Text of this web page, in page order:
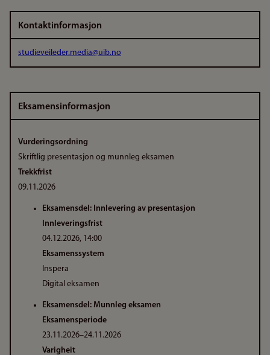
Kontaktinformasjon
studieveileder.media@uib.no
Eksamensinformasjon
Vurderingsordning
Skriftlig presentasjon og munnleg eksamen
Trekkfrist
09.11.2026
Eksamensdel: Innlevering av presentasjon
Innleveringsfrist
04.12.2026, 14:00
Eksamenssystem
Inspera
Digital eksamen
Eksamensdel: Munnleg eksamen
Eksamensperiode
23.11.2026–24.11.2026
Varigheit